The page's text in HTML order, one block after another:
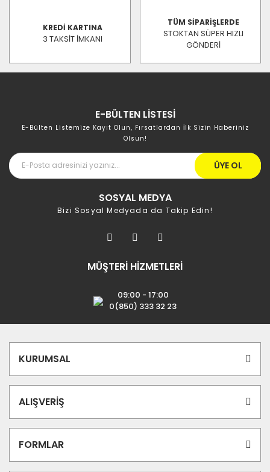
KREDİ KARTINA
3 TAKSİT İMKANI
TÜM SİPARİŞLERDE
STOKTAN SÜPER HIZLI
GÖNDERİ
E-BÜLTEN LİSTESİ
E-Bülten Listemize Kayıt Olun, Fırsatlardan İlk Sizin Haberiniz
Olsun!
ÜYE OL
SOSYAL MEDYA
Bizi Sosyal Medyada da Takip Edin!
MÜŞTERİ HİZMETLERİ
09:00 - 17:00
0(850) 333 32 23
KURUMSAL
ALIŞVERİŞ
FORMLAR